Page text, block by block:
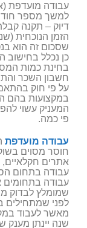
עבודה מועדפת
דיוק – תקנה
שסכום זה הוא
כן נכלל בחישוב
בחינת כמות
חשבון השכר
על פי חוק
במקצועות בהם
המעניק עשוי
פי כמה.
עבודה מועדפת
חוסר מסוים
אתרים חקלאיים,
עבודה בתחום
עבודה בתחומים
שמומלץ לבדוק
לפני שמתחילים
מאשר לעבוד
שנה יינתן מענק